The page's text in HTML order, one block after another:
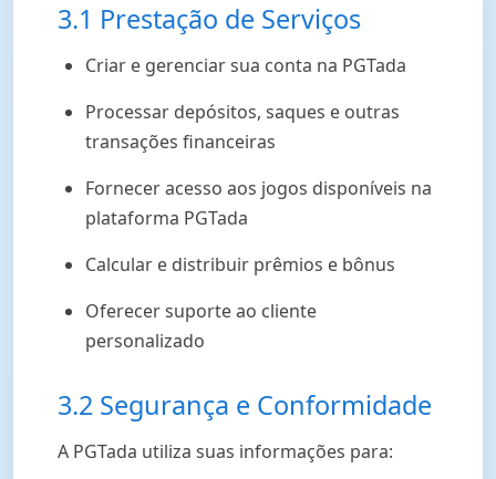
3.1 Prestação de Serviços
Criar e gerenciar sua conta na PGTada
Processar depósitos, saques e outras
transações financeiras
Fornecer acesso aos jogos disponíveis na
plataforma PGTada
Calcular e distribuir prêmios e bônus
Oferecer suporte ao cliente
personalizado
3.2 Segurança e Conformidade
A PGTada utiliza suas informações para: